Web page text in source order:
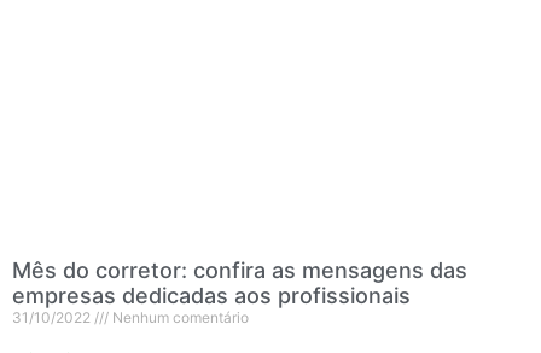
Mês do corretor: confira as mensagens das
empresas dedicadas aos profissionais
31/10/2022 Nenhum comentário